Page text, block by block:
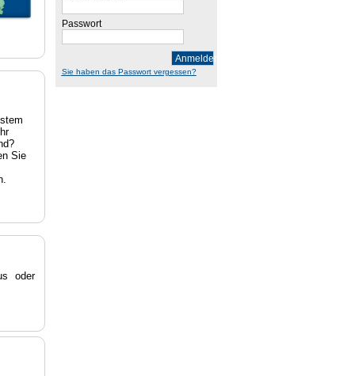
Sie
oder
Passwort
Anmelden
Sie haben das Passwort vergessen?